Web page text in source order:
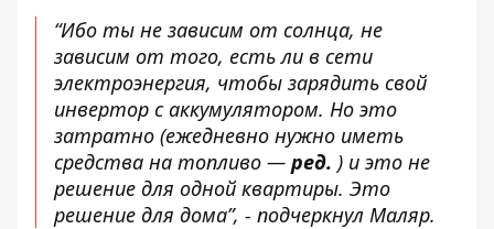
“Ибо ты не зависим от солнца, не
зависим от того, есть ли в сети
электроэнергия, чтобы зарядить свой
инвертор с аккумулятором. Но это
затратно (ежедневно нужно иметь
средства на топливо — ред. ) и это не
решение для одной квартиры. Это
решение для дома”, - подчеркнул Маляр.